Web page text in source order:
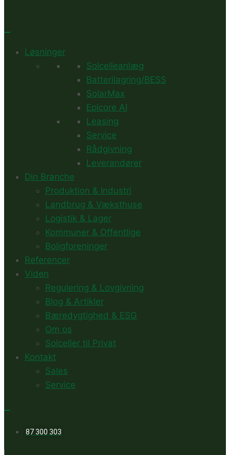
Løsninger
Solcelleanlæg
Batterilagring/BESS
SolarMax
Epicore AI
Leasing
Service
Rådgivning
Leverandører
Din Branche
Produktion & Industri
Landbrug & Væksthuse
Logistik & Lager
Kommuner & Offentlige
Boligforeninger
Referencer
Viden
Regulering & Lovgivning
Blog & Artikler
Bæredygtighed & ESG
Om os
Solceller til Privat
Kontakt
Sales
Service
87 300 303